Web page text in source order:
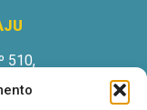
510,